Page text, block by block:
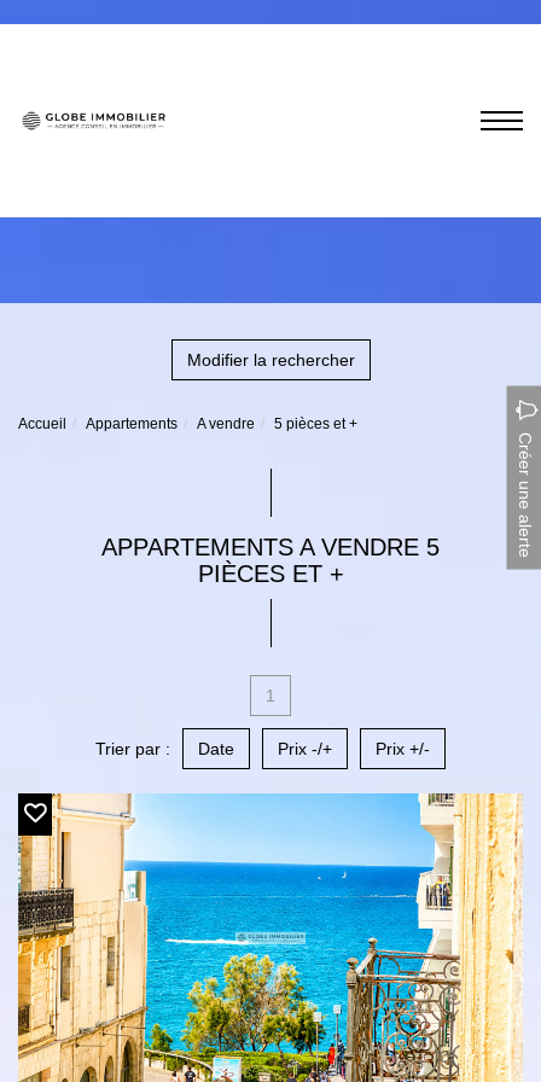
Modifier la rechercher
Accueil Appartements A vendre 5 pièces et +
APPARTEMENTS A VENDRE 5
PIÈCES ET +
Créer une alerte
1
Trier par : Date Prix -/+ Prix +/-